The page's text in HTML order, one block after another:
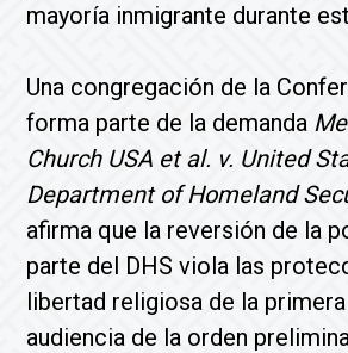
mayoría inmigrante durante
Una congregación de la
forma parte de la demanda
Church USA et al. v. United
Department of Homeland
afirma que la reversión de la
parte del DHS viola las
libertad religiosa de la
audiencia de la orden